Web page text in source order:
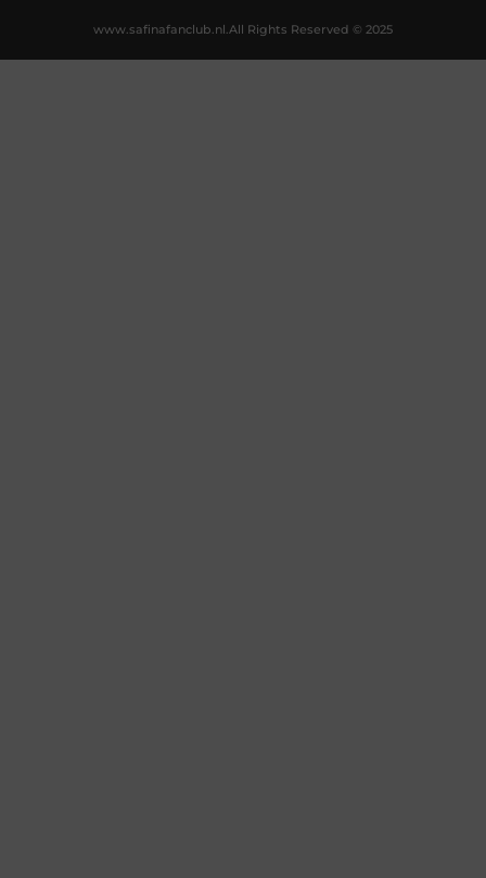
All Rights Reserved © 2025
www.safinafanclub.nl.